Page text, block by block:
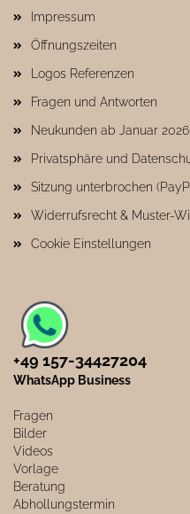
Impressum
Öffnungszeiten
Logos Referenzen
Fragen und Antworten
Neukunden ab Januar 2026
Privatsphäre und
Sitzung unterbrochen
Widerrufsrecht & Muster-
Cookie Einstellungen
+49 157-34427204​
WhatsApp Business
Fragen
Bilder
Videos
Vorlage
Beratung
Abhollungstermin